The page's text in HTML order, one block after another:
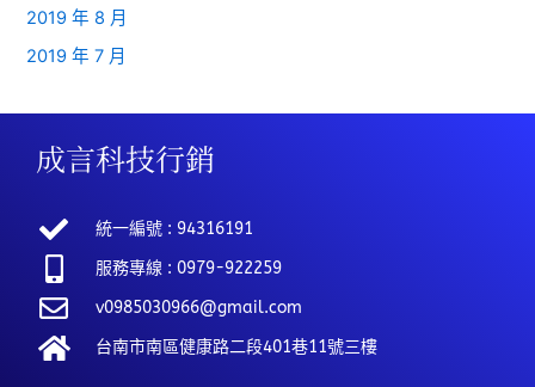
2019 年 8 月
2019 年 7 月
成言科技行銷
統一編號 : 94316191
服務專線 : 0979-922259
v0985030966@gmail.com
台南市南區健康路二段401巷11號三樓